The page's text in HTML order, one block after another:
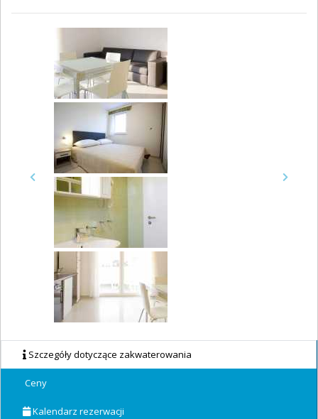
Previous Next
Szczegóły dotyczące zakwaterowania
Ceny
Kalendarz rezerwacji